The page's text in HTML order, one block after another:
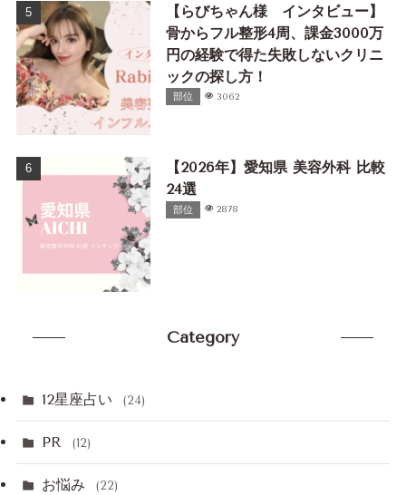
【らびちゃん様 インタビュー】
骨からフル整形4周、課金3000万
円の経験で得た失敗しないクリニ
ックの探し方！
部位 3062
【2026年】愛知県 美容外科 比較
24選
部位 2878
Category
12星座占い (24)
PR (12)
お悩み (22)